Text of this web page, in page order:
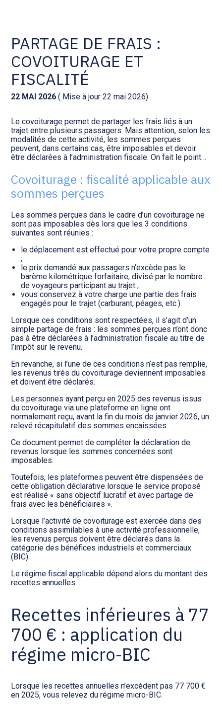
Social et ressources humaines
Assistance juridique
Audit légal
Procédures collectives
Transition numérique
Tenue de votre comptabilité :
ACD
Facturation et pilotage :
Facturation et pilotage : MEG
Analyse et tableau de bord :
Gérer vos ressources
PARTAGE DE FRAIS :
COVOITURAGE ET
FISCALITÉ
22 MAI 2026 ( Mise à jour 22 mai 2026)
Le covoiturage permet de partager les frais liés à un
trajet entre plusieurs passagers. Mais attention, selon les
modalités de cette activité, les sommes perçues
peuvent, dans certains cas, être imposables et devoir
être déclarées à l’administration fiscale. On fait le point…
Covoiturage : fiscalité applicable aux
sommes perçues
Les sommes perçues dans le cadre d’un covoiturage ne
sont pas imposables dès lors que les 3 conditions
suivantes sont réunies :
le déplacement est effectué pour votre propre compte
;
le prix demandé aux passagers n’excède pas le
barème kilométrique forfaitaire, divisé par le nombre
de voyageurs participant au trajet ;
vous conservez à votre charge une partie des frais
engagés pour le trajet (carburant, péages, etc.).
Lorsque ces conditions sont respectées, il s’agit d’un
simple partage de frais : les sommes perçues n’ont donc
pas à être déclarées à l’administration fiscale au titre de
l’impôt sur le revenu.
En revanche, si l’une de ces conditions n’est pas remplie,
les revenus tirés du covoiturage deviennent imposables
et doivent être déclarés.
Les personnes ayant perçu en 2025 des revenus issus
du covoiturage via une plateforme en ligne ont
normalement reçu, avant la fin du mois de janvier 2026, un
relevé récapitulatif des sommes encaissées.
Ce document permet de compléter la déclaration de
revenus lorsque les sommes concernées sont
imposables.
Toutefois, les plateformes peuvent être dispensées de
cette obligation déclarative lorsque le service proposé
est réalisé « sans objectif lucratif et avec partage de
frais avec les bénéficiaires ».
Lorsque l’activité de covoiturage est exercée dans des
conditions assimilables à une activité professionnelle,
les revenus perçus doivent être déclarés dans la
catégorie des bénéfices industriels et commerciaux
(BIC).
Le régime fiscal applicable dépend alors du montant des
recettes annuelles.
Recettes inférieures à 77
700 € : application du
régime micro-BIC
Lorsque les recettes annuelles n’excèdent pas 77 700 €
en 2025, vous relevez du régime micro-BIC.